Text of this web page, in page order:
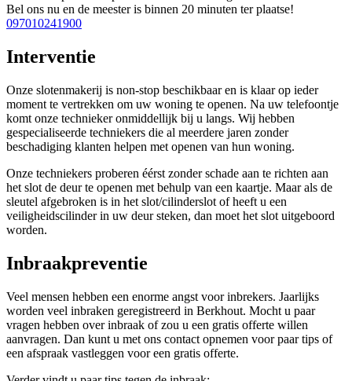
Bel ons nu en de meester is binnen 20 minuten ter plaatse!
097010241900
Interventie
Onze slotenmakerij is non-stop beschikbaar en is klaar op ieder
moment te vertrekken om uw woning te openen. Na uw telefoontje
komt onze technieker onmiddellijk bij u langs. Wij hebben
gespecialiseerde techniekers die al meerdere jaren zonder
beschadiging klanten helpen met openen van hun woning.
Onze techniekers proberen éérst zonder schade aan te richten aan
het slot de deur te openen met behulp van een kaartje. Maar als de
sleutel afgebroken is in het slot/cilinderslot of heeft u een
veiligheidscilinder in uw deur steken, dan moet het slot uitgeboord
worden.
Inbraakpreventie
Veel mensen hebben een enorme angst voor inbrekers. Jaarlijks
worden veel inbraken geregistreerd in Berkhout. Mocht u paar
vragen hebben over inbraak of zou u een gratis offerte willen
aanvragen. Dan kunt u met ons contact opnemen voor paar tips of
een afspraak vastleggen voor een gratis offerte.